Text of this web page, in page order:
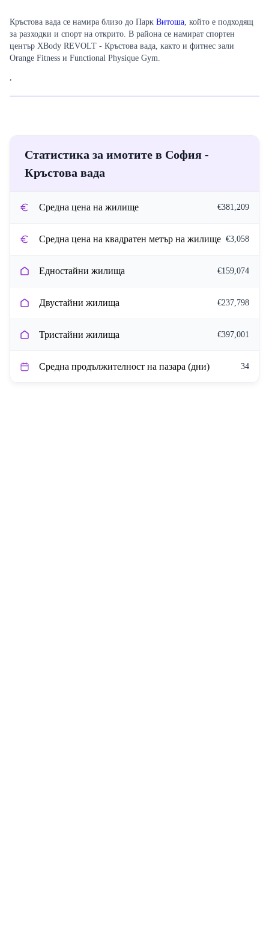
Кръстова вада се намира близо до Парк Витоша , който е подходящ
за разходки и спорт на открито. В района се намират спортен
център XBody REVOLT - Кръстова вада, както и фитнес зали
Orange Fitness и Functional Physique Gym.
Статистика за имотите в София -
Кръстова вада
Средна цена на жилище €381,209
Средна цена на квадратен метър на жилище €3,058
Едностайни жилища €159,074
Двустайни жилища €237,798
Тристайни жилища €397,001
Средна продължителност на пазара (дни) 34